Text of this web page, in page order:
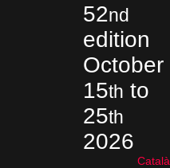
52nd
edition
October
15th to
25th
2026
Català